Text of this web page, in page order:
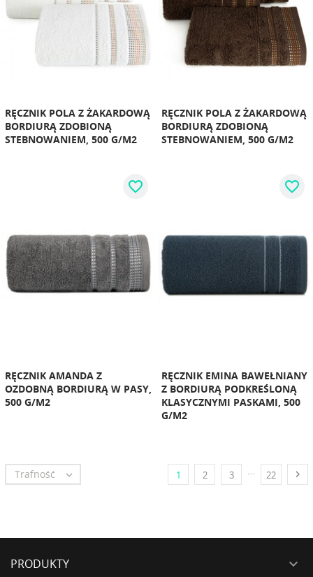
RĘCZNIK POLA Z ŻAKARDOWĄ
BORDIURĄ ZDOBIONĄ
STEBNOWANIEM, 500 G/M2
RĘCZNIK POLA Z ŻAKARDOWĄ
BORDIURĄ ZDOBIONĄ
STEBNOWANIEM, 500 G/M2
RĘCZNIK AMANDA Z
OZDOBNĄ BORDIURĄ W PASY,
500 G/M2
favorite_border
RĘCZNIK EMINA BAWEŁNIANY
Z BORDIURĄ PODKREŚLONĄ
KLASYCZNYMI PASKAMI, 500
G/M2
favorite_border
Trafność  1 2 3 22 
PRODUKTY 